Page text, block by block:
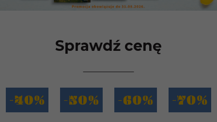
Sprawdź cenę